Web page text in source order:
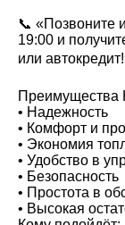
📞 «Позвоните
19:00 и
или
Преимущества
• Надежность
• Комфорт и
• Экономия
• Удобство в
• Безопасность
• Простота в
• Высокая